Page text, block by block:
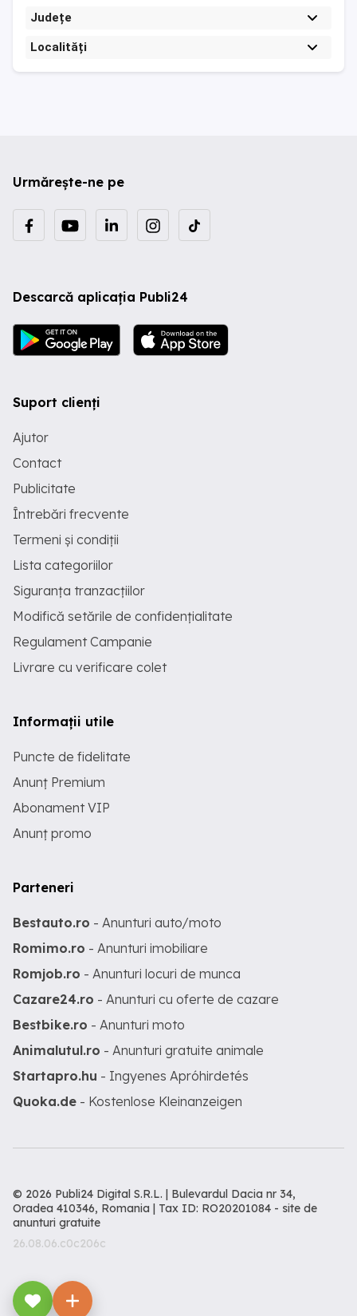
Județe
Localități
Urmărește-ne pe
Descarcă aplicația Publi24
Suport clienți
Ajutor
Contact
Publicitate
Întrebări frecvente
Termeni și condiții
Lista categoriilor
Siguranța tranzacțiilor
Modifică setările de confidențialitate
Regulament Campanie
Livrare cu verificare colet
Informații utile
Puncte de fidelitate
Anunț Premium
Abonament VIP
Anunț promo
Parteneri
Bestauto.ro - Anunturi auto/moto
Romimo.ro - Anunturi imobiliare
Romjob.ro - Anunturi locuri de munca
Cazare24.ro - Anunturi cu oferte de cazare
Bestbike.ro - Anunturi moto
Animalutul.ro - Anunturi gratuite animale
Startapro.hu - Ingyenes Apróhirdetés
Quoka.de - Kostenlose Kleinanzeigen
© 2026 Publi24 Digital S.R.L. | Bulevardul Dacia nr 34,
Oradea 410346, Romania | Tax ID: RO20201084 - site de
anunturi gratuite
26.08.06.c0c206c